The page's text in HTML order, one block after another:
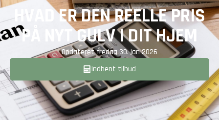
HVAD ER DEN REELLE PRIS
PÅ NYT GULV I DIT HJEM
Opdateretfredag 30. jan 2026
Indhent tilbud